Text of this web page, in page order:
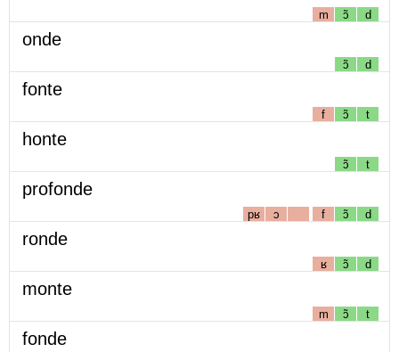
m ɔ̃ d
onde
ɔ̃ d
fonte
f ɔ̃ t
honte
ɔ̃ t
profonde
pʁ ɔ f ɔ̃ d
ronde
ʁ ɔ̃ d
monte
m ɔ̃ t
fonde